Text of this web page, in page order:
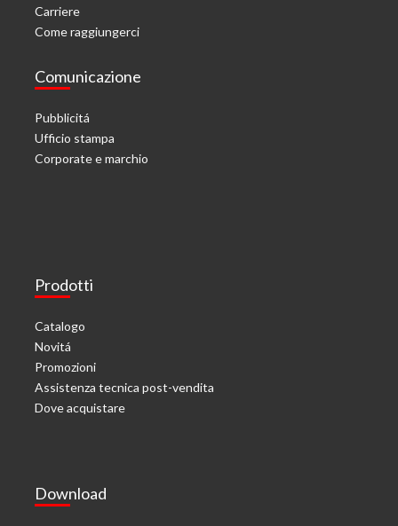
Carriere
Come raggiungerci
Comunicazione
Pubblicitá
Ufficio stampa
Corporate e marchio
Prodotti
Catalogo
Novitá
Promozioni
Assistenza tecnica post-vendita
Dove acquistare
Download